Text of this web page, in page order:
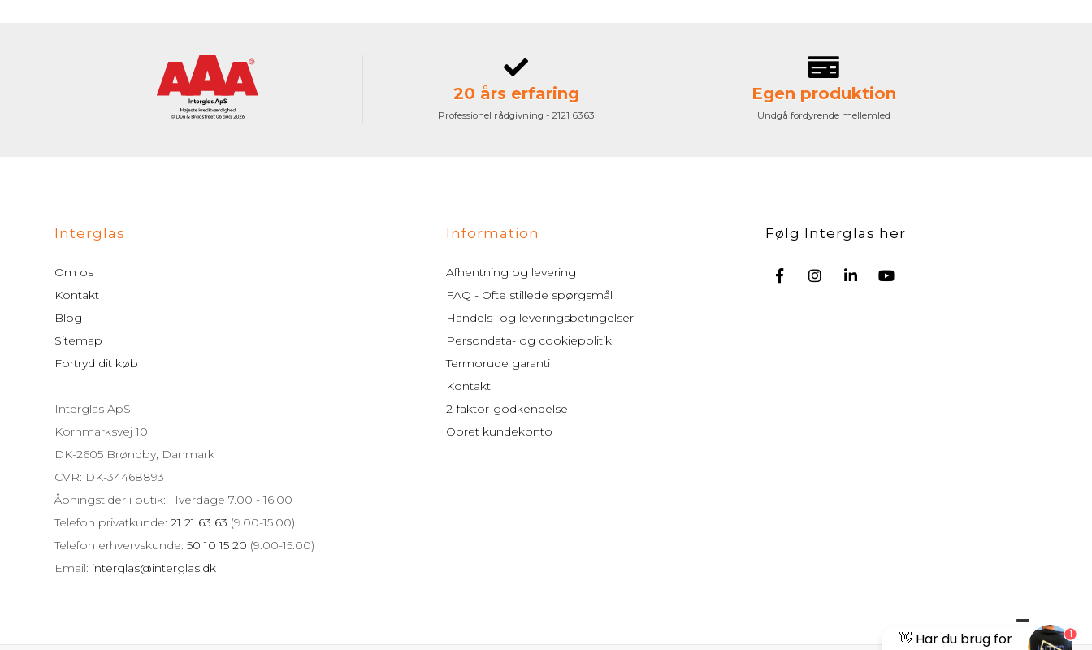
20 års erfaring
Professionel rådgivning - 2121 6363
Egen produktion
Undgå fordyrende mellemled
Interglas
Om os
Kontakt
Blog
Sitemap
Fortryd dit køb
Interglas ApS
Kornmarksvej 10
DK-2605 Brøndby, Danmark
CVR: DK-34468893
Åbningstider i butik: Hverdage 7.00 - 16.00
Telefon privatkunde:21 21 63 63 (9.00-15.00)
Telefon erhvervskunde:50 10 15 20 (9.00-15.00)
Email: interglas@interglas.dk
Information
Afhentning og levering
FAQ - Ofte stillede spørgsmål
Handels- og leveringsbetingelser
Persondata- og cookiepolitik
Termorude garanti
Kontakt
2-faktor-godkendelse
Opret kundekonto
Følg Interglas her
👋 Har du brug for
1